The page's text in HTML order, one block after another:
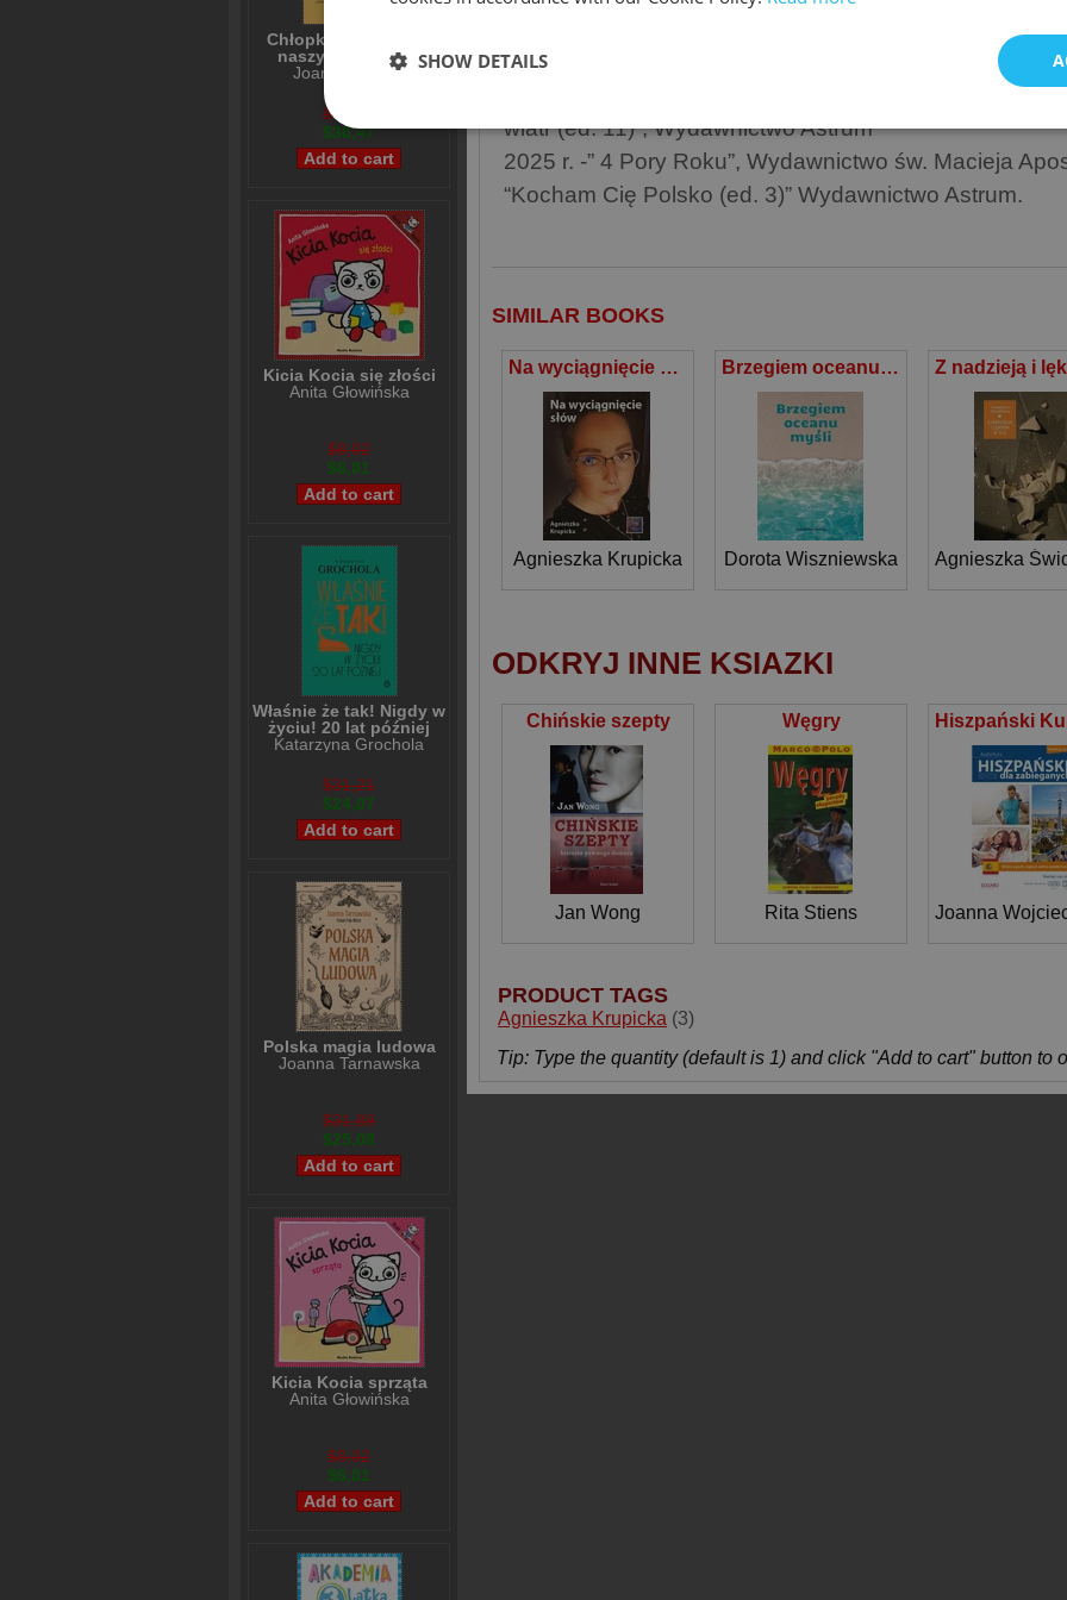
Chłopki Opowieść o
naszych babkach
Joanna Kuciel-
$36,39
$30,47
Kicia Kocia się złości
Anita Głowińska
$8,02
$6,01
Właśnie że tak! Nigdy w
życiu! 20 lat później
Katarzyna Grochola
$31,21
$24,07
Polska magia ludowa
Joanna Tarnawska
$31,89
$25,08
Kicia Kocia sprząta
Anita Głowińska
$8,02
$6,01
Zwierzętach ); “Dobra dusza dla Mariusza” (Tomik
św. Macieja Apostoła, “Poezja Naszych Dni” Tom 6,
udział w antologiach: “Wiersze sercem pisane (ed.
wiatr (ed. 11)”, Wydawnictwo Astrum
2025 r. -” 4 Pory Roku”, Wydawnictwo św. Macieja
“Kocham Cię Polsko (ed. 3)” Wydawnictwo Astrum.
SIMILAR BOOKS
Na wyciągnięcie słów
Agnieszka Krupicka
Brzegiem oceanu myśli
Dorota Wiszniewska Agnieszka
ODKRYJ INNE KSIAZKI
Chińskie szepty
Jan Wong
Węgry
Rita Stiens Joanna
PRODUCT TAGS
Agnieszka Krupicka (3)
Tip: Type the quantity (default is 1) and click "Add to cart" button to
SHOW DETAILS